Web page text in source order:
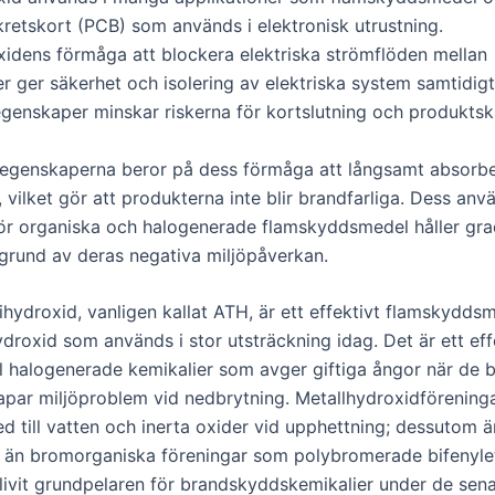
(PCB) som används i elektronisk utrustning.
förmåga att blockera elektriska strömflöden mellan
ger säkerhet och isolering av elektriska system
minskar riskerna för kortslutning och
beror på dess förmåga att långsamt
vilket gör att produkterna inte blir brandfarliga. Dess
organiska och halogenerade flamskyddsmedel håller
av deras negativa miljöpåverkan.
vanligen kallat ATH, är ett effektivt
som används i stor utsträckning idag. Det är ett
halogenerade kemikalier som avger giftiga ångor när de
miljöproblem vid nedbrytning.
till vatten och inerta oxider vid upphettning; dessutom
bromorganiska föreningar som polybromerade
grundpelaren för brandskyddskemikalier under de